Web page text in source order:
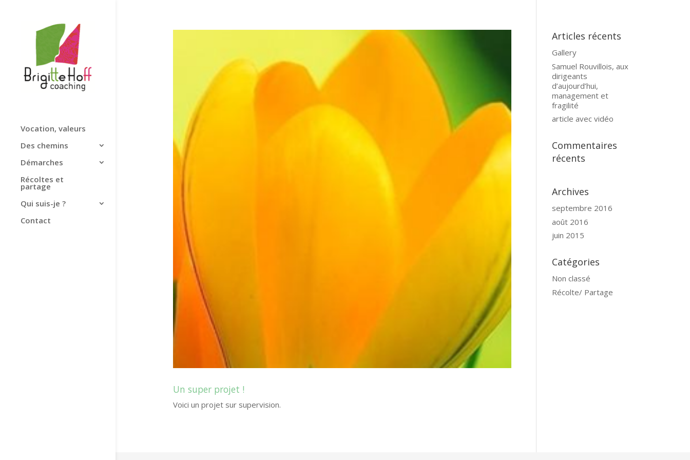
Vocation, valeurs
Des chemins
Démarches
Récoltes et
partage
Qui suis-je ?
Contact
Un super projet !
Voici un projet sur supervision.
Articles récents
Gallery
Samuel Rouvillois, aux
dirigeants
d’aujourd’hui,
management et
fragilité
article avec vidéo
Commentaires
récents
Archives
septembre 2016
août 2016
juin 2015
Catégories
Non classé
Récolte/ Partage